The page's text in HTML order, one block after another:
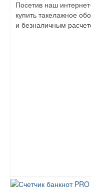
Посетив наш
купить такелажное
и безналичным